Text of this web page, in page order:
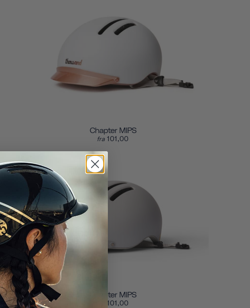
Chapter MIPS
fra 101,00
Chapter MIPS
101,00